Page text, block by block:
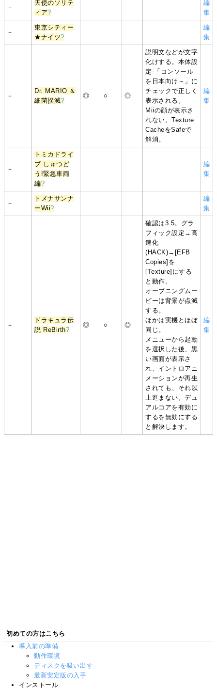
－
天使のソリテ
ィア?
編
集
－
東京シティー
★ナイツ?
編
集
－
Dr. MARIO ＆
細菌撲滅?
◎ ○ ◎
説明文などが文字
化けする。本体設
定-「コンソール
を日本向け～」に
チェックで正しく
表示される。
Miiの顔が表示さ
れない。Texture
CacheをSafeで
解消。
編
集
－
トミカドライ
ブ しゅつど
う!緊急車両
編?
編
集
－
トメナサンナ
ーWii?
編
集
－
ドラキュラ伝
説 ReBirth?
◎ ○ ◎
確認は3.5。グラ
フィック設定→高
速化
(HACK)→[EFB
Copies]を
[Texture]にする
と動作。
オープニングムー
ビーは背景が点滅
する。
ほかは実機とほぼ
同じ。
メニューから起動
を選択した後、黒
い画面が表示さ
れ、イントロアニ
メーションが再生
されても、それ以
上進まない。デュ
アルコアを有効に
するを無効にする
と解決します。
編
集
初めての方はこちら
導入前の準備
動作環境
ディスクを吸い出す
最新安定版の入手
インストール